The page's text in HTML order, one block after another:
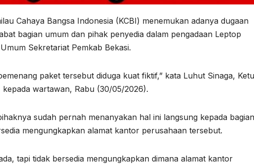
Cahaya Bangsa Indonesia (KCBI) menemukan adanya dugaan
bagian umum dan pihak penyedia dalam pengadaan Leptop
Sekretariat Pemkab Bekasi.
paket tersebut diduga kuat fiktif,” kata Luhut Sinaga,
wartawan, Rabu (30/05/2026).
sudah pernah menanyakan hal ini langsung kepada bagian
mengungkapkan alamat kantor perusahaan tersebut.
tapi tidak bersedia mengungkapkan dimana alamat kantor